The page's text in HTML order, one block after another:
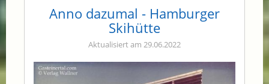
Anno dazumal - Hamburger
Skihütte
Aktualisiert am 29.06.2022